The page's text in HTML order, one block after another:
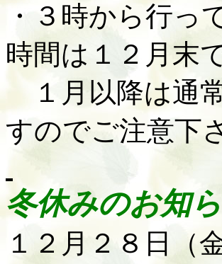
・３時から行っ
時間は１２月末
１月以降は通
すのでご注意下
冬休みのお知
１２月２８日（